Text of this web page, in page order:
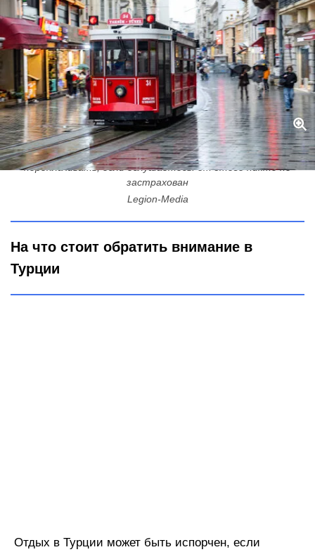
Какие ошибки нельзя совершать в Турции - придется
переплачивать, если ослушаетесь: от этого никто не
застрахован
Legion-Media
На что стоит обратить внимание в
Турции
Отдых в Турции может быть испорчен, если